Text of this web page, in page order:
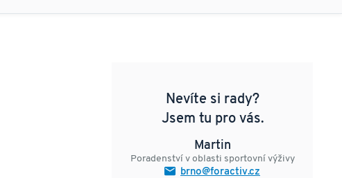
Nevíte si rady?
Jsem tu pro vás.
Martin
Poradenství v oblasti sportovní výživy
brno@foractiv.cz